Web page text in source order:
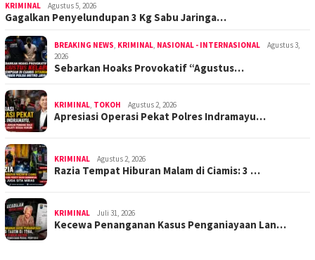
KRIMINAL Agustus 5, 2026
Gagalkan Penyelundupan 3 Kg Sabu Jaringa…
BREAKING NEWS, KRIMINAL, NASIONAL - INTERNASIONAL
Agustus 3,
2026
Sebarkan Hoaks Provokatif “Agustus…
KRIMINAL, TOKOH Agustus 2, 2026
Apresiasi Operasi Pekat Polres Indramayu…
KRIMINAL Agustus 2, 2026
Razia Tempat Hiburan Malam di Ciamis: 3 …
KRIMINAL Juli 31, 2026
Kecewa Penanganan Kasus Penganiayaan Lan…